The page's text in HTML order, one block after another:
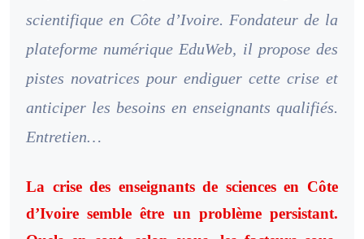
scientifique en Côte d’Ivoire. Fondateur de la
plateforme numérique EduWeb, il propose des
pistes novatrices pour endiguer cette crise et
anticiper les besoins en enseignants qualifiés.
Entretien…
La crise des enseignants de sciences en Côte
d’Ivoire semble être un problème persistant.